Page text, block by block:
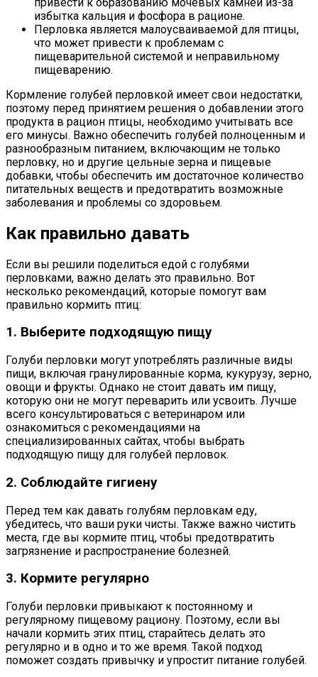
избытка кальция и фосфора в рационе.
Перловка является малоусваиваемой для птицы,
что может привести к проблемам с
пищеварительной системой и неправильному
пищеварению.
Кормление голубей перловкой имеет свои недостатки,
поэтому перед принятием решения о добавлении этого
продукта в рацион птицы, необходимо учитывать все
его минусы. Важно обеспечить голубей полноценным и
разнообразным питанием, включающим не только
перловку, но и другие цельные зерна и пищевые
добавки, чтобы обеспечить им достаточное количество
питательных веществ и предотвратить возможные
заболевания и проблемы со здоровьем.
Как правильно давать
Если вы решили поделиться едой с голубями
перловками, важно делать это правильно. Вот
несколько рекомендаций, которые помогут вам
правильно кормить птиц:
1. Выберите подходящую пищу
Голуби перловки могут употреблять различные виды
пищи, включая гранулированные корма, кукурузу, зерно,
овощи и фрукты. Однако не стоит давать им пищу,
которую они не могут переварить или усвоить. Лучше
всего консультироваться с ветеринаром или
ознакомиться с рекомендациями на
специализированных сайтах, чтобы выбрать
подходящую пищу для голубей перловок.
2. Соблюдайте гигиену
Перед тем как давать голубям перловкам еду,
убедитесь, что ваши руки чисты. Также важно чистить
места, где вы кормите птиц, чтобы предотвратить
загрязнение и распространение болезней.
3. Кормите регулярно
Голуби перловки привыкают к постоянному и
регулярному пищевому рациону. Поэтому, если вы
начали кормить этих птиц, старайтесь делать это
регулярно и в одно и то же время. Такой подход
поможет создать привычку и упростит питание голубей.